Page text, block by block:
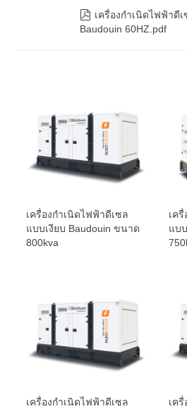
 เครื่องกำเนิดไฟฟ้าดี
Baudouin 60HZ.pdf
เครื่องกำเนิดไฟฟ้าดีเซล
แบบเงียบ Baudouin ขนาด
800kva
เค
แบ
เครื่องกำเนิดไฟฟ้าดีเซล
เค